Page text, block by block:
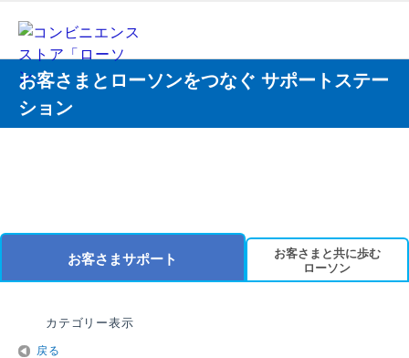
お客さまとローソンをつなぐ サポートステー
ション
お客さまサポート
お客さまと共に歩む
ローソン
カテゴリー表示
戻る